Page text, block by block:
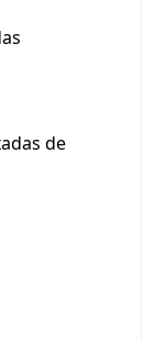
de